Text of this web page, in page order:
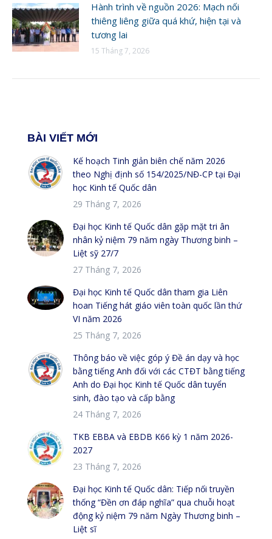
Hành trình về nguồn 2026: Mạch nối
thiêng liêng giữa quá khứ, hiện tại và
tương lai
15 Tháng 7, 2026
BÀI VIẾT MỚI
Kế hoạch Tinh giản biên chế năm 2026
theo Nghị định số 154/2025/NĐ-CP tại Đại
học Kinh tế Quốc dân
29 Tháng 7, 2026
Đại học Kinh tế Quốc dân gặp mặt tri ân
nhân kỷ niệm 79 năm ngày Thương binh –
Liệt sỹ 27/7
27 Tháng 7, 2026
Đại học Kinh tế Quốc dân tham gia Liên
hoan Tiếng hát giáo viên toàn quốc lần thứ
VI năm 2026
25 Tháng 7, 2026
Thông báo về việc góp ý Đề án dạy và học
bằng tiếng Anh đối với các CTĐT bằng tiếng
Anh do Đại học Kinh tế Quốc dân tuyển
sinh, đào tạo và cấp bằng
24 Tháng 7, 2026
TKB EBBA và EBDB K66 kỳ 1 năm 2026-
2027
23 Tháng 7, 2026
Đại học Kinh tế Quốc dân: Tiếp nối truyền
thống “Đền ơn đáp nghĩa” qua chuỗi hoạt
động kỷ niệm 79 năm Ngày Thương binh –
Liệt sĩ